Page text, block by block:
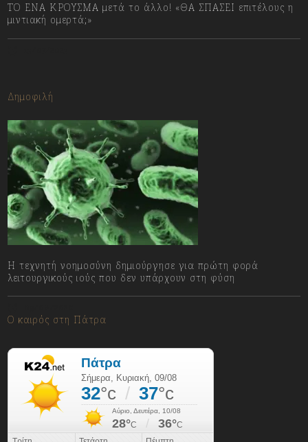
ΤΟ ΕΝΑ ΚΡΟΥΣΜΑ μετά το άλλο! «ΘΑ ΣΠΑΣΕΙ επιτέλους η
μιντιακή ομερτά;»
Δημοφιλή
Η τεχνητή νοημοσύνη δημιούργησε για πρώτη φορά
λειτουργικούς ιούς που δεν υπάρχουν στη φύση
Ο καιρός στη Πάτρα